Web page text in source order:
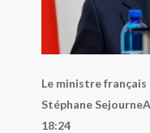
Le ministre
Stéphane Sejourne
18:24